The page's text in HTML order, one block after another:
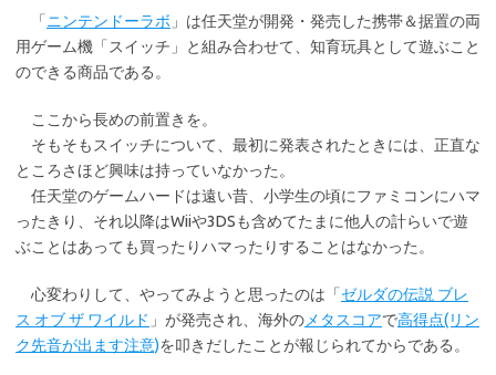
「ニンテンドーラボ 」は任天堂が開発・発売した携帯＆据置の両
用ゲーム機「スイッチ」と組み合わせて、知育玩具として遊ぶこと
のできる商品である。
ここから長めの前置きを。
そもそもスイッチについて、最初に発表されたときには、正直な
ところさほど興味は持っていなかった。
任天堂のゲームハードは遠い昔、小学生の頃にファミコンにハマ
ったきり、それ以降はWiiや3DSも含めてたまに他人の計らいで遊
ぶことはあっても買ったりハマったりすることはなかった。
心変わりして、やってみようと思ったのは「ゼルダの伝説 ブレ
ス オブ ザ ワイルド 」が発売され、海外の メタスコアで高得点(リン
ク先音が出ます注意)を叩きだしたことが報じられてからである。